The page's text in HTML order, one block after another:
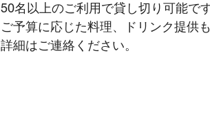
50名以上のご利用で貸し切り可能です
ご予算に応じた料理、ドリンク提供も
詳細はご連絡ください。